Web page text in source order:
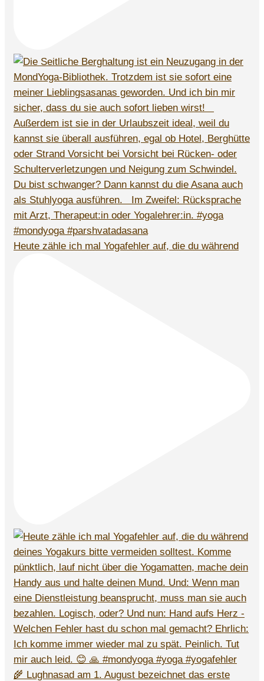
Heute zähle ich mal Yogafehler auf, die du während
🌾 Lughnasad am 1. August bezeichnet das erste